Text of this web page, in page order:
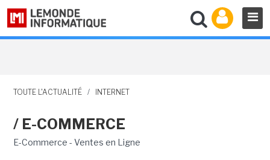
TOUTE L'ACTUALITÉ / INTERNET
/ E-COMMERCE
E-Commerce - Ventes en Ligne